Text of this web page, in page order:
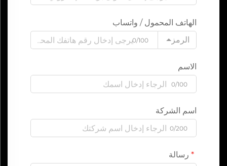
الهاتف المحمول / واتساب
الرمز
0/100
الاسم
0/100
اسم الشركة
0/200
رسالة